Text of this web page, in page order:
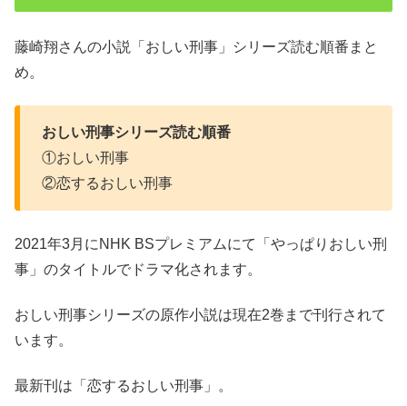
藤崎翔さんの小説「おしい刑事」シリーズ読む順番まと
め。
おしい刑事シリーズ読む順番
①おしい刑事
②恋するおしい刑事
2021年3月にNHK BSプレミアムにて「やっぱりおしい刑
事」のタイトルでドラマ化されます。
おしい刑事シリーズの原作小説は現在2巻まで刊行されて
います。
最新刊は「恋するおしい刑事」。